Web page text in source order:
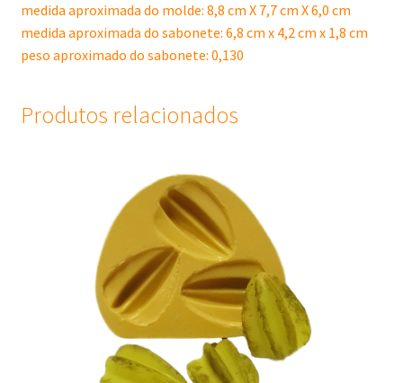
medida aproximada do molde: 8,8 cm X 7,7 cm X 6,0 cm
medida aproximada do sabonete: 6,8 cm x 4,2 cm x 1,8 cm
peso aproximado do sabonete: 0,130
Produtos relacionados